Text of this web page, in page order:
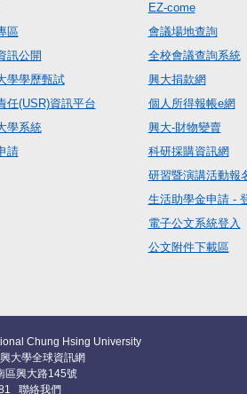
區
訊公開
學學歷甄試
任(USR)資訊平台
學系統
請
EZ-come
會議場地查詢
全校會議查詢系統
興大捐款網
個人所得報帳e網
興大-財物變賣
科研採購資訊網
研習暨演講活動報
生活助學金申請 -
電子公文系統登入
公文附件下載區
Chung Hsing University
大學全球資訊網
區興大路145號
聯絡我們